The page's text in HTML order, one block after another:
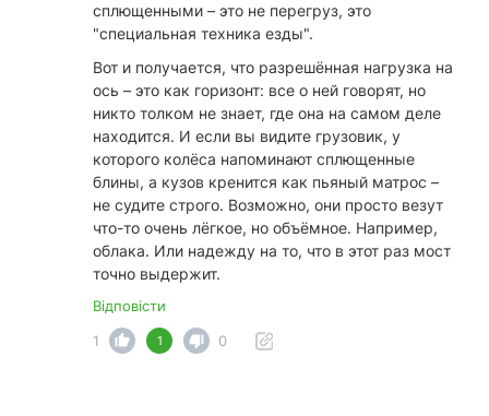
сплющенными – это не перегруз, это
"специальная техника езды".
Вот и получается, что разрешённая нагрузка на
ось – это как горизонт: все о ней говорят, но
никто толком не знает, где она на самом деле
находится. И если вы видите грузовик, у
которого колёса напоминают сплющенные
блины, а кузов кренится как пьяный матрос –
не судите строго. Возможно, они просто везут
что-то очень лёгкое, но объёмное. Например,
облака. Или надежду на то, что в этот раз мост
точно выдержит.
Відповісти
1
1 0